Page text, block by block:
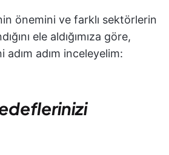
önemini ve farklı sektörlerin
ele aldığımıza göre,
adım adım inceleyelim: